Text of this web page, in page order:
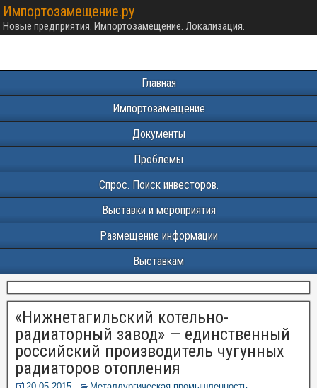
Импортозамещение.ру
Новые предприятия. Импортозамещение. Локализация.
Главная
Импортозамещение
Документы
Проблемы
Спрос. Поиск инвесторов.
Выставки и мероприятия
Размещение информации
Выставкам
«Нижнетагильский котельно-
радиаторный завод» — единственный
российский производитель чугунных
радиаторов отопления